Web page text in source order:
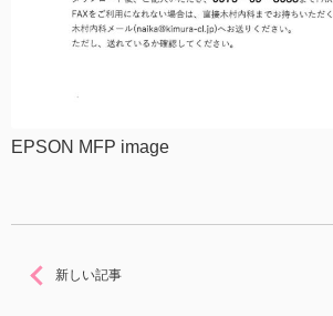
EPSON MFP image
新しい記事